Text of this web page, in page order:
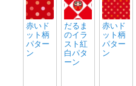
赤いド
ット柄
パター
ン
だるま
のイラ
スト紅
白パタ
ーン
赤いド
ット柄
パター
ン